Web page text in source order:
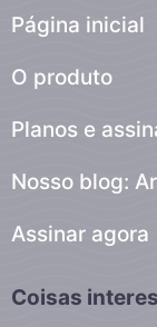
Página inicial
O produto
Planos e
Nosso blog:
Assinar agora
Coisas